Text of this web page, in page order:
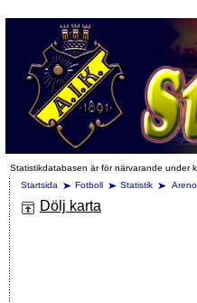
Statistikdatabasen är för närvarande under
Startsida
Fotboll Statistik
Dölj karta